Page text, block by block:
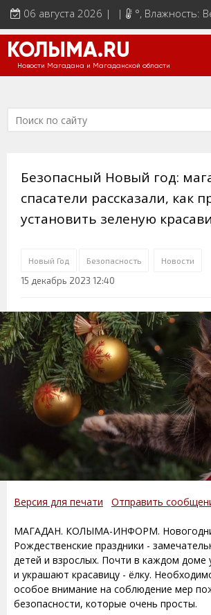
06 августа 2026 | | °, Влажность:
КОЛЫМА.RU
Новости Магадана и Магаданской области
Безопасный Новый год:
спасатели рассказали, как
установить зеленую
Новый Год Безопасность Новости
15 декабрь 2023 12:40
Версия для печати Отправить
МАГАДАН. КОЛЫМА-ИНФОРМ.
Рождественские праздники -
детей и взрослых. Почти в каждом доме
и украшают красавицу - ёлку.
особое внимание на соблюдение мер
безопасности, которые очень просты.